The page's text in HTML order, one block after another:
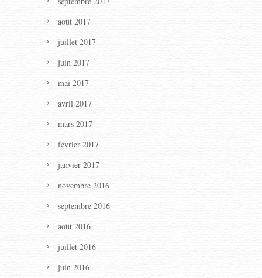
août 2017
juillet 2017
juin 2017
mai 2017
avril 2017
mars 2017
février 2017
janvier 2017
novembre 2016
septembre 2016
août 2016
juillet 2016
juin 2016